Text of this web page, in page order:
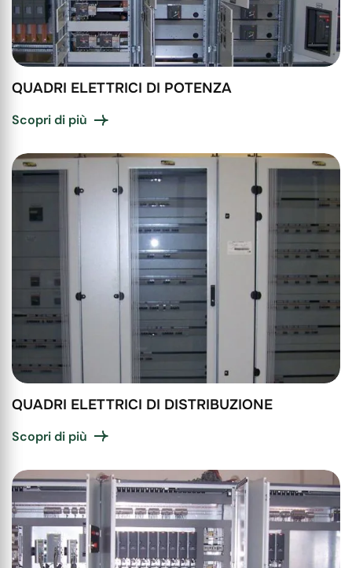
QUADRI ELETTRICI DI POTENZA
Scopri di più
QUADRI ELETTRICI DI DISTRIBUZIONE
Scopri di più